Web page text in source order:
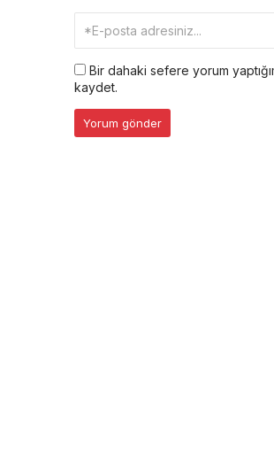
Bir dahaki sefere yorum
kaydet.